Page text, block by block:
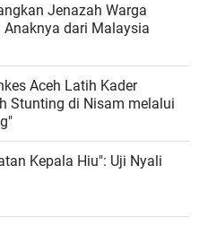
Jenazah Warga
Anaknya dari Malaysia
Aceh Latih Kader
Stunting di Nisam melalui
Kepala Hiu": Uji Nyali